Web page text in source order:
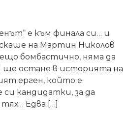
е към финала си… и
на Мартин Николов
бомбастично, няма да
ще остане в историята на
ерген, който е
кандидатки, за да
Едва […]